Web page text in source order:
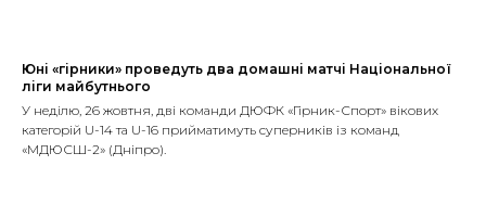
Юні «гірники» проведуть два домашні матчі Національної
ліги майбутнього
У неділю, 26 жовтня, дві команди ДЮФК «Гірник-Спорт» вікових
категорій U-14 та U-16 прийматимуть суперників із команд
«МДЮСШ-2» (Дніпро).